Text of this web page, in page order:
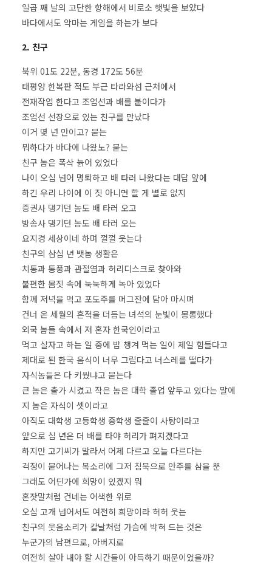
일곱 째 날의 고단한 항해에서 비로소 햇빛을 보았다
바다에서도 악마는 게임을 하는가 보다
2. 친구
북위 01도 22분, 동경 172도 56분
태평양 한복판 적도 부근 타라와섬 근처에서
전재작업 한다고 조업선과 배를 붙이다가
조업선 선장으로 있는 친구를 만났다
이거 몇 년 만이고? 묻는
뭐하다가 바다에 나왔노? 묻는
친구 놈은 폭삭 늙어 있었다
나이 오십 넘어 명퇴하고 배 타러 나왔다는 대답 앞에
하긴 우리 나이에 이 짓 아니면 할 게 별로 없지
증권사 댕기던 놈도 배 타러 오고
방송사 댕기던 놈도 배 타러 오는
요지경 세상이네 하며 껄껄 웃는다
친구의 삼십 년 뱃놈 생활은
치통과 통풍과 관절염과 허리디스크로 찾아와
불편한 몸짓 속에 눅눅하게 녹아 있었다
함께 저녁을 먹고 포도주를 머그잔에 담아 마시며
건너 온 세월의 흔적을 더듬는 녀석의 눈빛이 몽롱했다
외국 놈들 속에서 저 혼자 한국인이라고
먹고 살자고 하는 일 중에 밥 챙겨 먹는 일이 제일 힘들다고
제대로 된 한국 음식이 너무 그립다고 너스레를 떨다가
자식놈들은 다 키웠냐고 묻는다
큰 놈은 출가 시켰고 작은 놈은 대학 졸업 앞두고 있다는 말에
지 놈은 자식이 셋이라고
아직도 대학생 고등학생 중학생 줄줄이 사탕이라고
앞으로 십 년은 더 배를 타야 허리가 펴지겠다고
하지만 고기씨가 말라서 어제 다르고 오늘 다르다는
걱정이 묻어나는 목소리에 그저 침묵으로 안주를 삼을 뿐
그래도 어딘가에 희망이 있겠지 뭐
혼잣말처럼 건네는 어색한 위로
오십 고개 넘어서도 여전히 희망이라 허허 웃는
친구의 웃음소리가 칼날처럼 가슴에 박혀 드는 것은
누군가의 남편으로, 아버지로
여전히 살아 내야 할 시간들이 아득하기 때문이었을까?